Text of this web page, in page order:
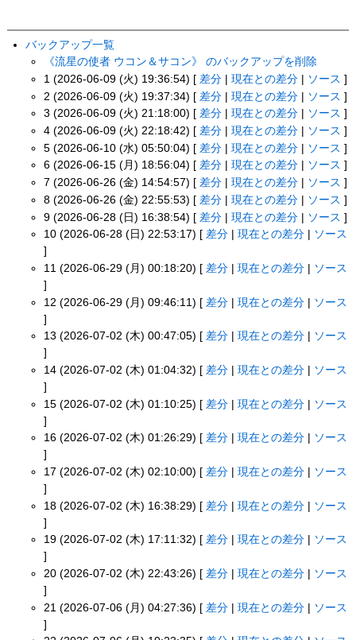
バックアップ一覧
《流星の使者 ウコン＆サコン》 のバックアップを削除
1 (2026-06-09 (火) 19:36:54) [ 差分 |現在との差分 ソース ]
2 (2026-06-09 (火) 19:37:34) [ 差分 |現在との差分 ソース ]
3 (2026-06-09 (火) 21:18:00) [ 差分 |現在との差分 ソース ]
4 (2026-06-09 (火) 22:18:42) [ 差分 |現在との差分 ソース ]
5 (2026-06-10 (水) 05:50:04) [ 差分 |現在との差分 ソース ]
6 (2026-06-15 (月) 18:56:04) [ 差分 |現在との差分 ソース ]
7 (2026-06-26 (金) 14:54:57) [ 差分 |現在との差分 ソース ]
8 (2026-06-26 (金) 22:55:53) [ 差分 |現在との差分 ソース ]
9 (2026-06-28 (日) 16:38:54) [ 差分 |現在との差分 | ソース ]
10 (2026-06-28 (日) 22:53:17) [ 差分 |現在との差分
ソース
]
11 (2026-06-29 (月) 00:18:20) [ 差分 |現在との差分
ソース
]
12 (2026-06-29 (月) 09:46:11) [ 差分 |現在との差分 | ソース
]
13 (2026-07-02 (木) 00:47:05) [ 差分 |現在との差分
ソース
]
14 (2026-07-02 (木) 01:04:32) [ 差分 |現在との差分
ソース
]
15 (2026-07-02 (木) 01:10:25) [ 差分 |現在との差分 | ソース
]
16 (2026-07-02 (木) 01:26:29) [ 差分 |現在との差分
ソース
]
17 (2026-07-02 (木) 02:10:00) [ 差分 |現在との差分
ソース
]
18 (2026-07-02 (木) 16:38:29) [ 差分 |現在との差分 | ソース
]
19 (2026-07-02 (木) 17:11:32) [ 差分 |現在との差分
ソース
]
20 (2026-07-02 (木) 22:43:26) [ 差分 |現在との差分
ソース
]
21 (2026-07-06 (月) 04:27:36) [ 差分 |現在との差分 | ソース
]